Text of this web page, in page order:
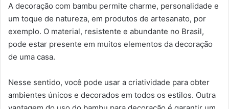
A decoração com bambu permite charme, personalidade e
um toque de natureza, em produtos de artesanato, por
exemplo. O material, resistente e abundante no Brasil,
pode estar presente em muitos elementos da decoração
de uma casa.
Nesse sentido, você pode usar a criatividade para obter
ambientes únicos e decorados em todos os estilos. Outra